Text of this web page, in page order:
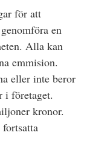
för att
en
Alla kan
emmision.
eller inte beror
i företaget.
kronor.